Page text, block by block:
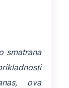
smatrana
ova